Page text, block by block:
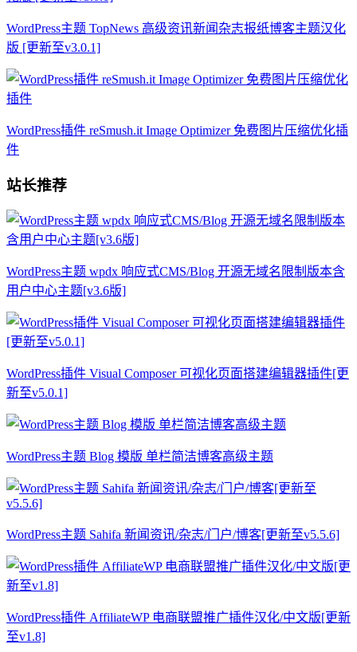
WordPress主题 TopNews 高级资讯新闻杂志报纸博客主题汉化
版 [更新至v3.0.1]
WordPress插件 reSmush.it Image Optimizer 免费图片压缩优化插
件
站长推荐
WordPress主题 wpdx 响应式CMS/Blog 开源无域名限制版本含
用户中心主题[v3.6版]
WordPress插件 Visual Composer 可视化页面搭建编辑器插件[更
新至v5.0.1]
WordPress主题 Blog 模版 单栏简洁博客高级主题
WordPress主题 Sahifa 新闻资讯/杂志/门户/博客[更新至v5.5.6]
WordPress插件 AffiliateWP 电商联盟推广插件汉化/中文版[更新
至v1.8]